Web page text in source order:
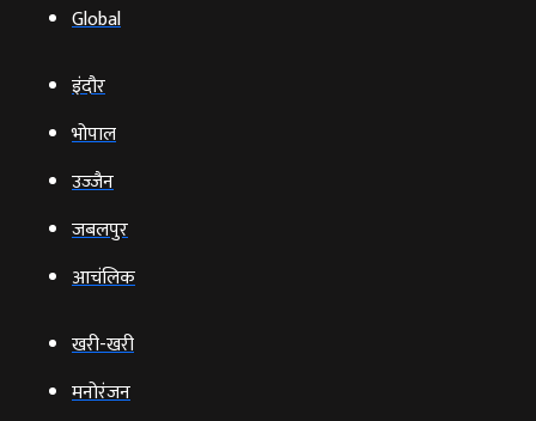
Global
इंदौर
भोपाल
उज्‍जैन
जबलपुर
आचंलिक
खरी-खरी
मनोरंजन